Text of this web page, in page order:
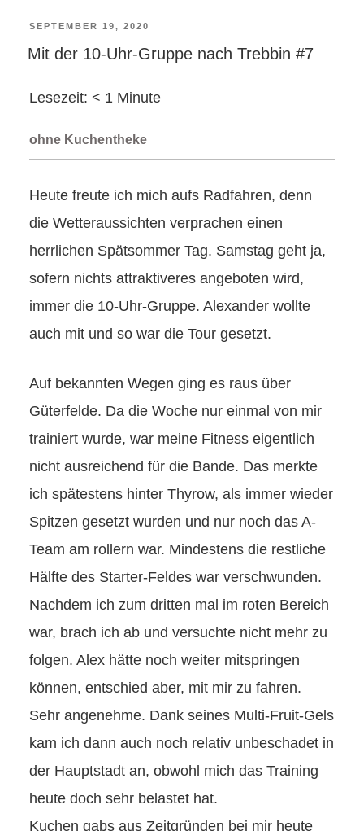
VERÖFFENTLICHT
AM
SEPTEMBER 19, 2020
Mit der 10-Uhr-Gruppe nach Trebbin #7
Lesezeit: < 1 Minute
ohne Kuchentheke
Heute freute ich mich aufs Radfahren, denn
die Wetteraussichten verprachen einen
herrlichen Spätsommer Tag. Samstag geht ja,
sofern nichts attraktiveres angeboten wird,
immer die 10-Uhr-Gruppe. Alexander wollte
auch mit und so war die Tour gesetzt.
Auf bekannten Wegen ging es raus über
Güterfelde. Da die Woche nur einmal von mir
trainiert wurde, war meine Fitness eigentlich
nicht ausreichend für die Bande. Das merkte
ich spätestens hinter Thyrow, als immer wieder
Spitzen gesetzt wurden und nur noch das A-
Team am rollern war. Mindestens die restliche
Hälfte des Starter-Feldes war verschwunden.
Nachdem ich zum dritten mal im roten Bereich
war, brach ich ab und versuchte nicht mehr zu
folgen. Alex hätte noch weiter mitspringen
können, entschied aber, mit mir zu fahren.
Sehr angenehme. Dank seines Multi-Fruit-Gels
kam ich dann auch noch relativ unbeschadet in
der Hauptstadt an, obwohl mich das Training
heute doch sehr belastet hat.
Kuchen gabs aus Zeitgründen bei mir heute